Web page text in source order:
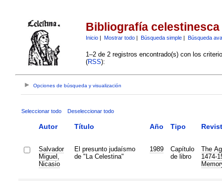
Bibliografía celestinesca
Inicio| Mostrar todo| Búsqueda simple| Búsqueda
1–2 de 2 registros encontrado(s) con los
(RSS):
Opciones de búsqueda y visualización
Seleccionar todo Deseleccionar todo
Autor Título Año Tipo
Salvador
Miguel,
Nicasio
El presunto judaísmo
de "La Celestina"
1989
Capítulo
de libro
The
1474-